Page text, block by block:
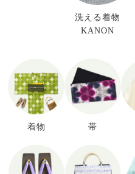
洗える着物
KANON
着物 帯